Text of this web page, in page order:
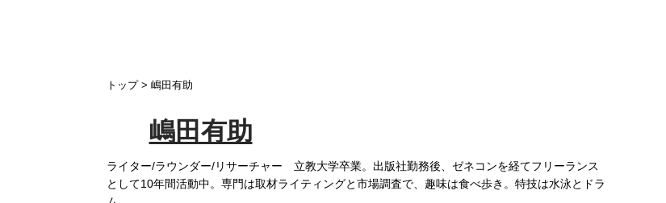
トップ 嶋田有助
嶋田有助
ライター/ラウンダー/リサーチャー 立教大学卒業。出版社勤務後、ゼネコンを経てフリーランス
として10年間活動中。専門は取材ライティングと市場調査で、趣味は食べ歩き。特技は水泳とドラ